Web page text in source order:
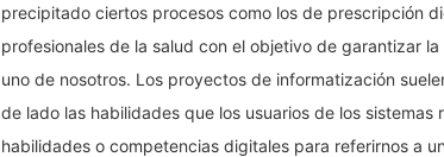
precipitado ciertos procesos como los de prescripción
profesionales de la salud con el objetivo de garantizar
uno de nosotros. Los proyectos de informatización
de lado las habilidades que los usuarios de los
habilidades o competencias digitales para referirnos a un